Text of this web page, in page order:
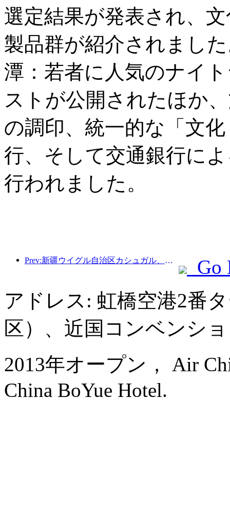
選定結果が発表され、
製品群が紹介されまし
潭：若者に人気のナイ
ストが公開されたほか
の調印、統一的な「文
行、そして交通銀行に
行われました。
Prev:新疆ウイグル自治区カシュガル、民族間交流の促進に向けた観光振興イベントを開催
Go
アドレス: 虹橋空港2番
区）、近国コンベンシ
2013年オープン， Air
China BoYue Hotel.